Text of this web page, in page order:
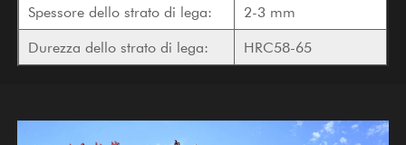
Spessore dello strato di lega:
2-3 mm
Durezza dello strato di lega:
HRC58-65